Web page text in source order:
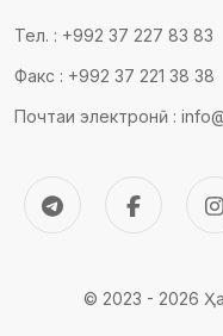
Тел. : +992 37 227 83 83
Факс : +992 37 221 38 38
Почтаи электронӣ :
© 2023 - 2026